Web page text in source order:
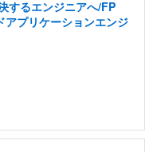
するエンジニアへ/FP
アプリケーションエンジ